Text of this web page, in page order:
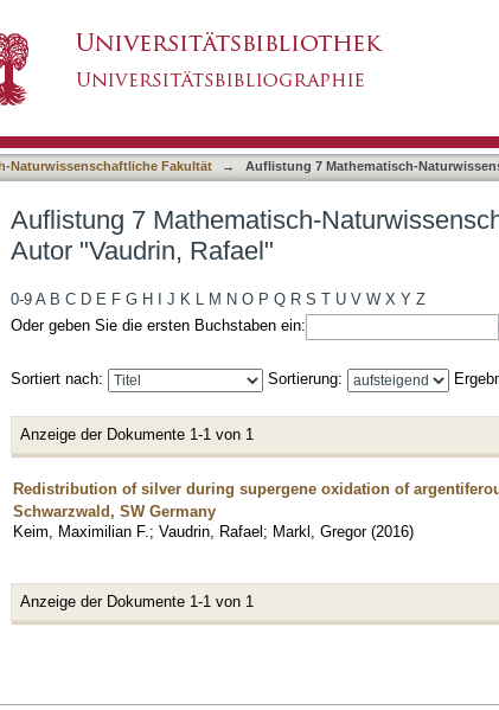
Naturwissenschaftliche Fakultät → Auflistung 7 Mathematisch-
Auflistung 7 Mathematisch-
Autor "Vaudrin, Rafael"
0-9 A B C D E F G H J K L M N O P Q R S T U V W X Y Z
Oder geben Sie die ersten Buchstaben ein:
Sortiert nach: Sortierung:
Anzeige der Dokumente 1-1 von 1
Redistribution of silver during supergene oxidation of
Schwarzwald, SW Germany
Keim, Maximilian F. ; Vaudrin, Rafael; Markl, Gregor (2016)
Anzeige der Dokumente 1-1 von 1